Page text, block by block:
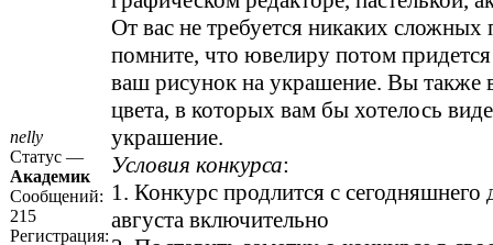
nelly
Статус —
Академик
Сообщений:
215
Регистрация:
От вас не требуется никаких сложных
помните, что ювелиру потом
ваш рисунок на украшение. Вы также
цвета, в которых вам бы хотелось
украшение.
Условия конкурса:
1. Конкурс продлится с сегодняшнего
августа включительно